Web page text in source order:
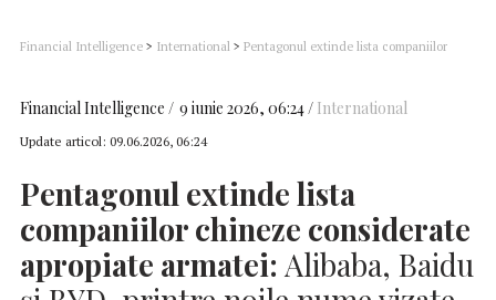
Financial Intelligence > International > Pentagonul extinde lista companiilor
Financial Intelligence 9 iunie 2026, 06:24 International
Update articol: 09.06.2026, 06:24
Pentagonul extinde lista
companiilor chineze considerate
apropiate armatei: Alibaba, Baidu